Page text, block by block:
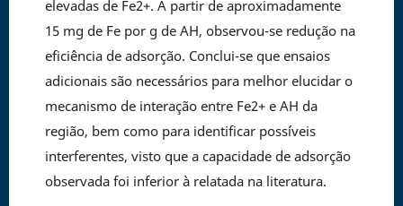
elevadas de Fe2+. A partir de aproximadamente
15 mg de Fe por g de AH, observou-se redução na
eficiência de adsorção. Conclui-se que ensaios
adicionais são necessários para melhor elucidar o
mecanismo de interação entre Fe2+ e AH da
região, bem como para identificar possíveis
interferentes, visto que a capacidade de adsorção
observada foi inferior à relatada na literatura.